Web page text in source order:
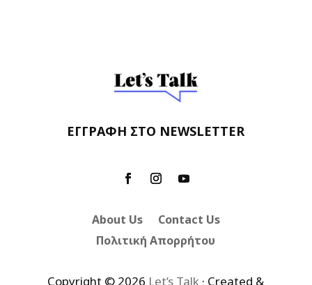
ΕΓΓΡΑΦΗ ΣΤΟ NEWSLETTER
About Us
Contact Us
Πολιτική Απορρήτου
Copyright ©️ 2026 Let’s Talk · Created &